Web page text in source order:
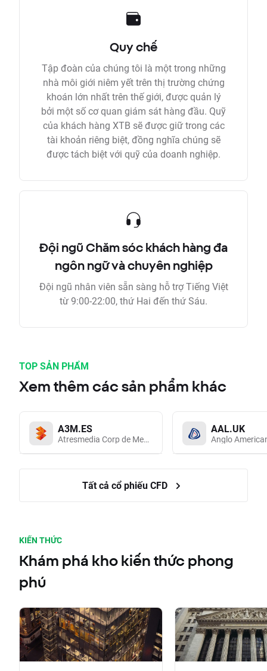
Quy chế
Tập đoàn của chúng tôi là một trong những
nhà môi giới niêm yết trên thị trường chứng
khoán lớn nhất trên thế giới, được quản lý
bởi một số cơ quan giám sát hàng đầu. Quỹ
của khách hàng XTB sẽ được giữ trong các
tài khoản riêng biệt, đồng nghĩa chúng sẽ
được tách biệt với quỹ của doanh nghiệp.
Đội ngũ Chăm sóc khách hàng đa
ngôn ngữ và chuyên nghiệp
Đội ngũ nhân viên sẵn sàng hỗ trợ Tiếng Việt
từ 9:00-22:00, thứ Hai đến thứ Sáu.
TOP SẢN PHẨM
Xem thêm các sản phẩm khác
A3M.ES
Atresmedia Corp de Medios de Comunicacion SA
AAL.UK
Anglo
Tất cả cổ phiếu CFD
KIẾN THỨC
Khám phá kho kiến thức phong
phú